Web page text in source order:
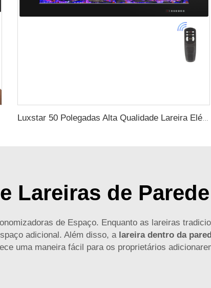
Luxstar 50 Polegadas Alta Qualidade Lareira Elétrica Aquecimento Parede Montada Aquecedores Não para Nicho Log Decoração de Cristal Decorativo de Lareira
Lareiras de
de Espaço. Enquanto as lareiras
adicional. Além disso, a lareira dentro da
uma maneira fácil para os proprietários